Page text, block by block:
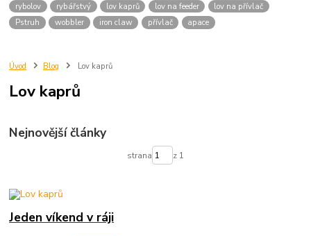
rybolov rybářstvý lov kaprů lov na feeder
lov na přívlač
Pstruh
wobbler iron claw přívlač apace
Úvod Blog Lov kaprů
Lov kaprů
Nejnovější články
strana z 1
Jeden víkend v ráji